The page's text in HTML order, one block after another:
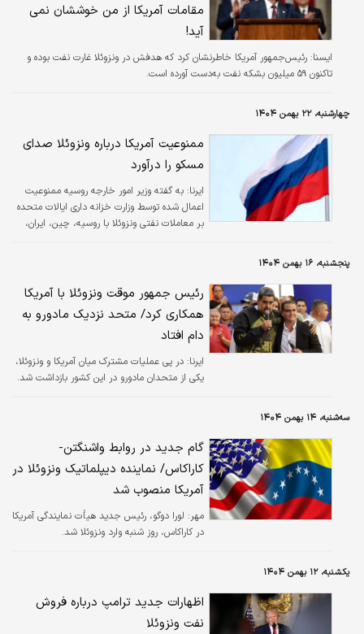
مقامات آمریکا از من خوششان نمی
آید!
ایسنا: رئیس‌جمهور آمریکا خاطرنشان کرد که هدفش در ونزوئلا غارت نفت بوده و
تاکنون ۵۹ میلیون بشکه نفت به‌دست آورده است.
چهارشنبه، ۲۲ بهمن ۱۴۰۴
ممنوعیت آمریکا درباره ونزوئلا صدای
مسکو را درآورد
ایرنا: به گفته وزیر امور خارجه روسیه ممنوعیت
اعمال شده توسط وزارت خزانه داری ایالات متحده
بر معاملات نفتی ونزوئلا با روسیه، چین، ایران،
پنجشنبه، ۱۶ بهمن ۱۴۰۴
رئیس جمهور موقت ونزوئلا با آمریکا
همکاری کرد/ متحد نزدیک مادورو به
دام افتاد
ایرنا: در پی عملیات مشترک میان آمریکا و ونزوئلا،
یکی از متحدان مادورو در این کشور بازداشت شد.
سه‌شنبه، ۱۴ بهمن ۱۴۰۴
گام جدید در روابط واشنگتن-
کاراکاس/ نماینده دیپلماتیک ونزوئلا در
آمریکا منصوب شد
مهر: لورا دوگو، رئیس جدید هیأت نمایندگی آمریکا
در کاراکاس، روز شنبه وارد ونزوئلا شد.
یکشنبه، ۱۲ بهمن ۱۴۰۴
اظهارات جدید ترامپ درباره فروش
نفت ونزوئلا